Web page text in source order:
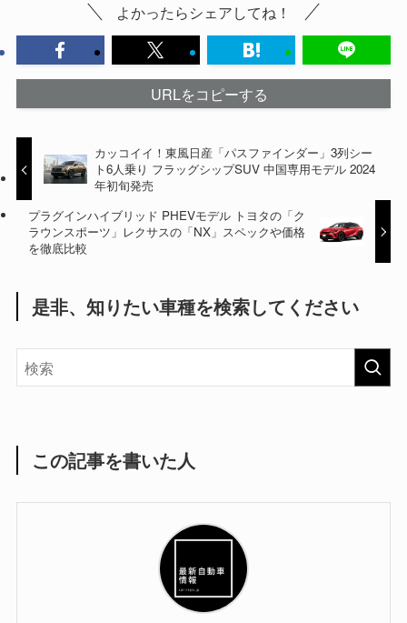
よかったらシェアしてね！
URLをコピーする
カッコイイ！東風日産「パスファインダー」3列シー
ト6人乗り フラッグシップSUV 中国専用モデル 2024
年初旬発売
プラグインハイブリッド PHEVモデル トヨタの「ク
ラウンスポーツ」レクサスの「NX」スペックや価格
を徹底比較
是非、知りたい車種を検索してください
この記事を書いた人